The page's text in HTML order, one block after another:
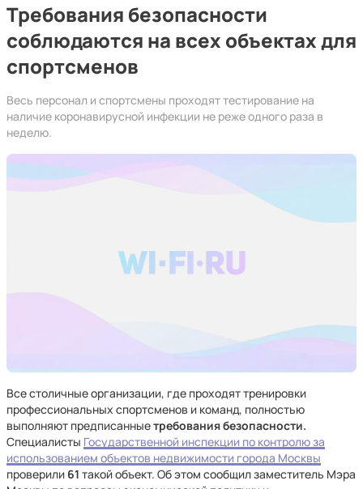
Требования безопасности
соблюдаются на всех объектах для
спортсменов
Весь персонал и спортсмены проходят тестирование на
наличие коронавирусной инфекции не реже одного раза в
неделю.
Все столичные организации, где проходят тренировки
профессиональных спортсменов и команд, полностью
выполняют предписанныетребования безопасности.
Специалисты Государственной инспекции по контролю за
использованием объектов недвижимости города Москвы
проверили 61 такой объект. Об этом сообщил заместитель Мэра